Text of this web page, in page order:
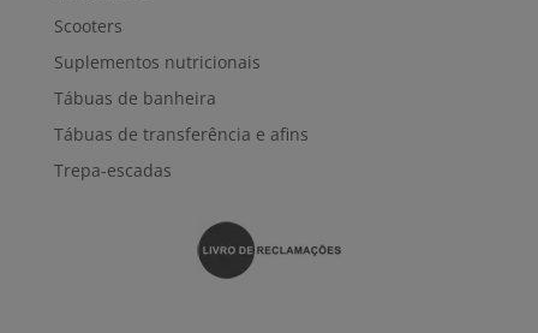
Scooters
Suplementos nutricionais
Tábuas de banheira
Tábuas de transferência e afins
Trepa-escadas